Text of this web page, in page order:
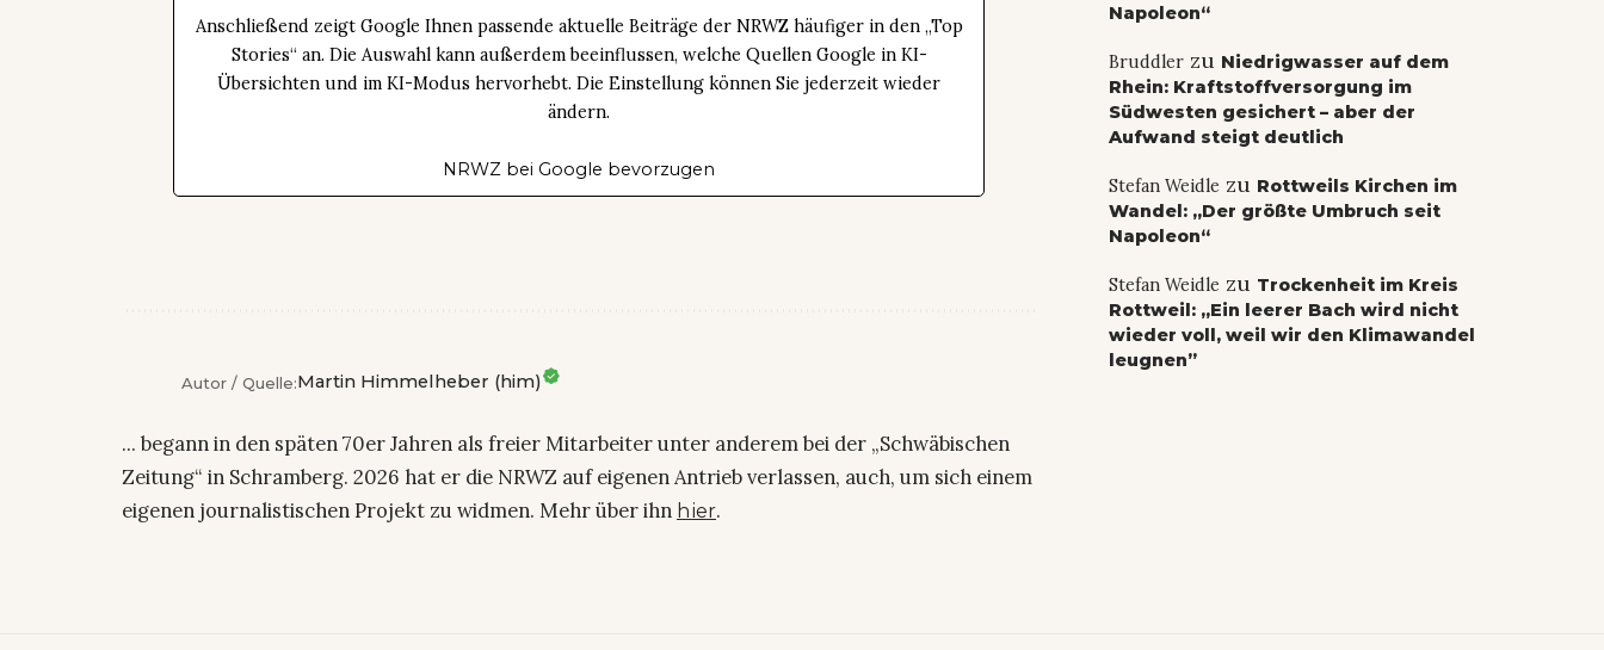
Anschließend zeigt Google Ihnen passende aktuelle Beiträge der NRWZ häufiger in den „Top
Stories“ an. Die Auswahl kann außerdem beeinflussen, welche Quellen Google in KI-
Übersichten und im KI-Modus hervorhebt. Die Einstellung können Sie jederzeit wieder
ändern.
NRWZ bei Google bevorzugen
Autor / Quelle:Martin Himmelheber (him)
... begann in den späten 70er Jahren als freier Mitarbeiter unter anderem bei der „Schwäbischen
Zeitung“ in Schramberg. 2026 hat er die NRWZ auf eigenen Antrieb verlassen, auch, um sich einem
eigenen journalistischen Projekt zu widmen. Mehr über ihn hier.
Napoleon“
Bruddlerzu Niedrigwasser auf dem
Rhein: Kraftstoffversorgung im
Südwesten gesichert – aber der
Aufwand steigt deutlich
Stefan Weidle zu Rottweils Kirchen im
Wandel: „Der größte Umbruch seit
Napoleon“
Stefan Weidle zu Trockenheit im Kreis
Rottweil: „Ein leerer Bach wird nicht
wieder voll, weil wir den Klimawandel
leugnen”